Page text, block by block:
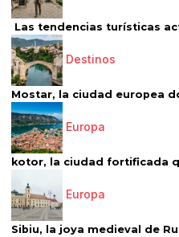
Las tendencias turísticas
Destinos
Mostar, la ciudad europea
Europa
kotor, la ciudad fortificada
Europa
Sibiu, la joya medieval de